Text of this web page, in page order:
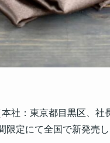
社：東京都目黒区、
定にて全国で新発売し